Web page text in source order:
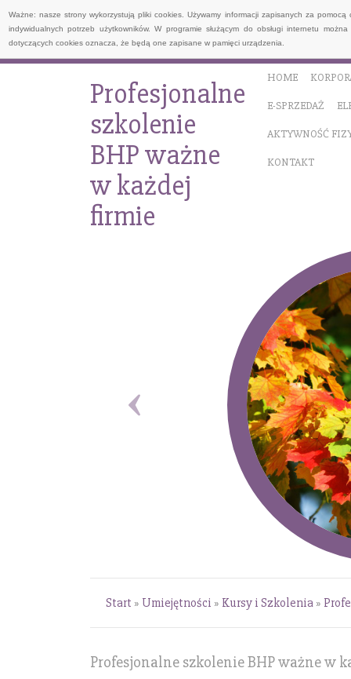
Ważne: nasze strony wykorzystują pliki cookies. Używamy informacji zapisanych za
indywidualnych potrzeb użytkowników. W programie służącym do obsługi internetu
dotyczących cookies oznacza, że będą one zapisane w pamięci urządzenia.
HOME
E-SPRZEDAŻ
AKTYWNOŚĆ
KONTAKT
Profesjonalne
szkolenie
BHP ważne
w każdej
firmie
Start » Umiejętności » Kursy i Szkolenia »
Profesjonalne szkolenie BHP ważne w